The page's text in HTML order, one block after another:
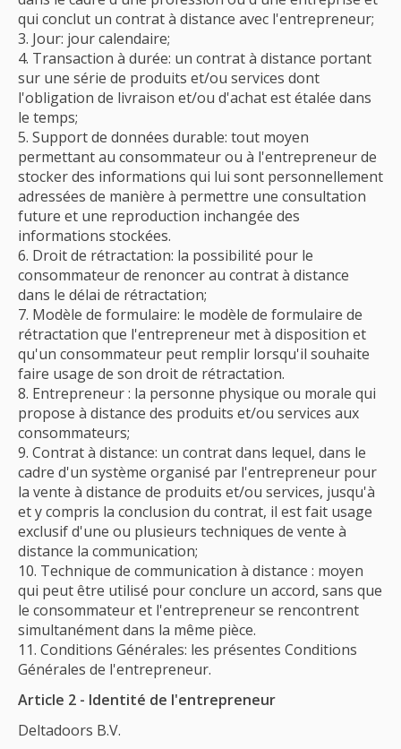
qui conclut un contrat à distance avec l'entrepreneur;
Jour: jour calendaire;
Transaction à durée: un contrat à distance portant
sur une série de produits et/ou services dont
l'obligation de livraison et/ou d'achat est étalée dans
le temps;
Support de données durable: tout moyen
permettant au consommateur ou à l'entrepreneur de
stocker des informations qui lui sont personnellement
adressées de manière à permettre une consultation
future et une reproduction inchangée des
informations stockées.
Droit de rétractation: la possibilité pour le
consommateur de renoncer au contrat à distance
dans le délai de rétractation;
Modèle de formulaire: le modèle de formulaire de
rétractation que l'entrepreneur met à disposition et
qu'un consommateur peut remplir lorsqu'il souhaite
faire usage de son droit de rétractation.
Entrepreneur : la personne physique ou morale qui
propose à distance des produits et/ou services aux
consommateurs;
Contrat à distance: un contrat dans lequel, dans le
cadre d'un système organisé par l'entrepreneur pour
la vente à distance de produits et/ou services, jusqu'à
et y compris la conclusion du contrat, il est fait usage
exclusif d'une ou plusieurs techniques de vente à
distance la communication;
Technique de communication à distance : moyen
qui peut être utilisé pour conclure un accord, sans que
le consommateur et l'entrepreneur se rencontrent
simultanément dans la même pièce.
Conditions Générales: les présentes Conditions
Générales de l'entrepreneur.
Article 2 - Identité de l'entrepreneur
Deltadoors B.V.